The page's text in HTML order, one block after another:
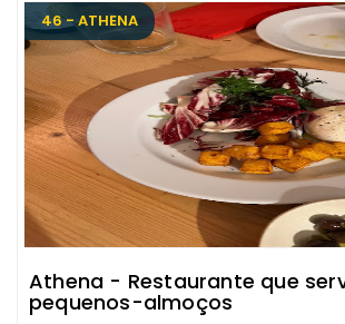
46 - ATHENA
Athena - Restaurante que
pequenos-almoços